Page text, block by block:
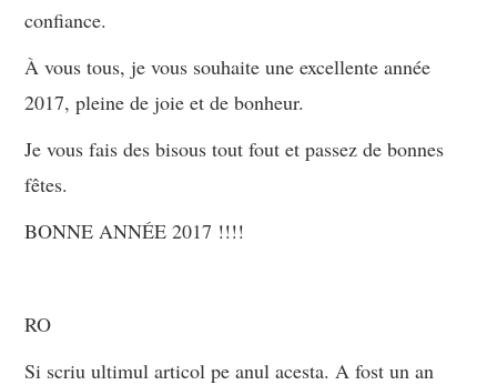
confiance.
À vous tous, je vous souhaite une excellente année
2017, pleine de joie et de bonheur.
Je vous fais des bisous tout fout et passez de bonnes
fêtes.
BONNE ANNÉE 2017 !!!!
RO
Si scriu ultimul articol pe anul acesta. A fost un an